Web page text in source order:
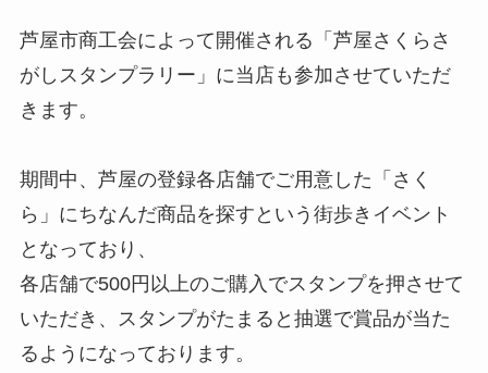
芦屋市商工会によって開催される「芦屋さくらさ
がしスタンプラリー」に当店も参加させていただ
きます。
期間中、芦屋の登録各店舗でご用意した「さく
ら」にちなんだ商品を探すという街歩きイベント
となっており、
各店舗で500円以上のご購入でスタンプを押させて
いただき、スタンプがたまると抽選で賞品が当た
るようになっております。